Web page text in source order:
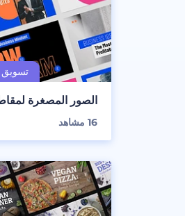
الصور المصغرة
16 مشاهد